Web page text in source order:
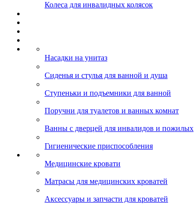
Колеса для инвалидных колясок
Насадки на унитаз
Сиденья и стулья для ванной и душа
Ступеньки и подъемники для ванной
Поручни для туалетов и ванных комнат
Ванны с дверцей для инвалидов и пожилых
Гигиенические приспособления
Медицинские кровати
Матрасы для медицинских кроватей
Аксессуары и запчасти для кроватей